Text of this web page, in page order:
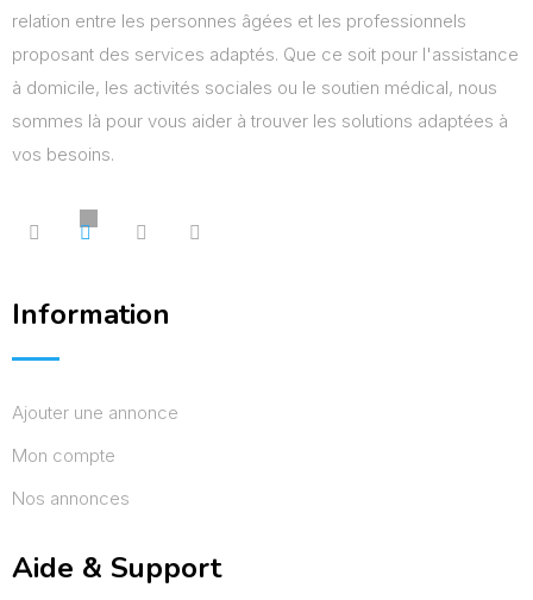
relation entre les personnes âgées et les professionnels
proposant des services adaptés. Que ce soit pour l'assistance
à domicile, les activités sociales ou le soutien médical, nous
sommes là pour vous aider à trouver les solutions adaptées à
vos besoins.
Information
Ajouter une annonce
Mon compte
Nos annonces
Aide & Support